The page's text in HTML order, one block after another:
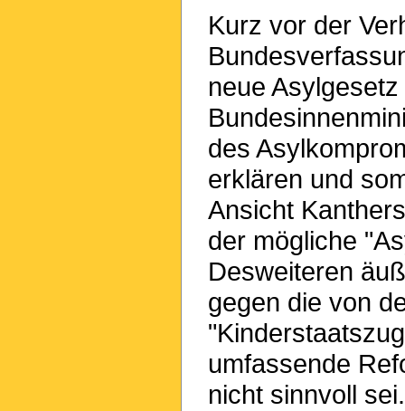
Kurz vor der
neue
des
erklären und
Ansicht
der mögliche
Desweiteren
gegen die von
umfassende
nicht sinnvoll sei.